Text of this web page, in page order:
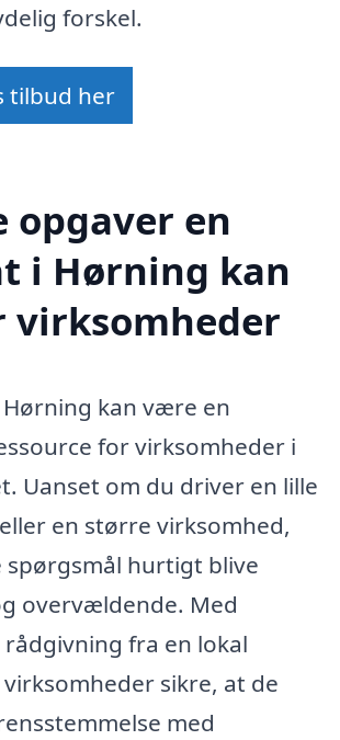
forskel.
tilbud her
opgaver en
i Hørning kan
virksomheder
Hørning kan være en
for virksomheder i
Uanset om du driver en lille
en større virksomhed,
spørgsmål hurtigt blive
overvældende. Med
fra en lokal
sikre, at de
med